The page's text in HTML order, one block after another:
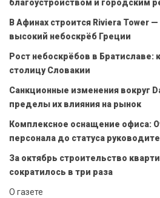
благоустройством и городским
В Афинах строится Riviera Tower
высокий небоскрёб Греции
Рост небоскрёбов в Братиславе:
столицу Словакии
Санкционные изменения вокруг
пределы их влияния на рынок
Комплексное оснащение офиса:
персонала до статуса
За октябрь строительство
сократилось в три раза
О газете